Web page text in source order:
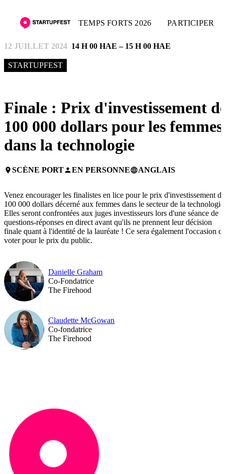
TEMPS FORTS 2026 PARTICIPER
12 JUILLET 2024 14 H 00 HAE – 15 H 00 HAE
STARTUPFEST
Finale : Prix d'investissement
100 000 dollars pour les femmes
dans la technologie
placeSCÈNE PORTpersonEN PERSONNElanguageANGLAIS
Venez encourager les finalistes en lice pour le prix d'investissement de
100 000 dollars décerné aux femmes dans le secteur de la
Elles seront confrontées aux juges investisseurs lors d'une séance de
questions-réponses en direct avant qu'ils ne prennent leur décision
finale quant à l'identité de la lauréate ! Ce sera également l'occasion
voter pour le prix du public.
Danielle Graham
Co-Fondatrice
The Firehood
Claudette McGowan
Co-fondatrice
The Firehood